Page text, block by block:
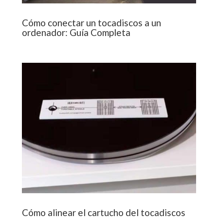
Cómo conectar un tocadiscos a un
ordenador: Guía Completa
Cómo alinear el cartucho del tocadiscos